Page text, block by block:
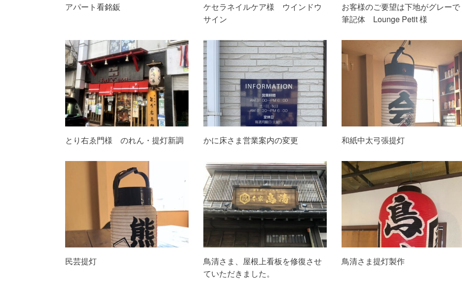
アパート看銘鈑
ケセラネイルケア様 ウインドウ
サイン
お客様のご要望は下地がグレーで
筆記体 Lounge Petit 様
とり右ゑ門様 のれん・提灯新調 かに床さま営業案内の変更 和紙中太弓張提灯
民芸提灯
鳥清さま、屋根上看板を修復させ
ていただきました。
鳥清さま提灯製作